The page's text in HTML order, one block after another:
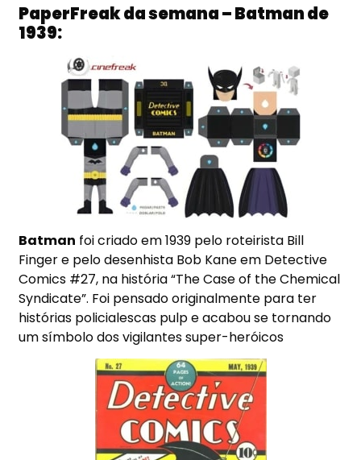
PaperFreak da semana – Batman de
1939:
Batman foi criado em 1939 pelo roteirista Bill
Finger e pelo desenhista Bob Kane em Detective
Comics #27, na história “The Case of the Chemical
Syndicate”. Foi pensado originalmente para ter
histórias policialescas pulp e acabou se tornando
um símbolo dos vigilantes super-heróicos